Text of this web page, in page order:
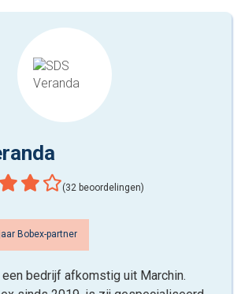
(32 beoordelingen)
Bobex-partner
bedrijf afkomstig uit Marchin.